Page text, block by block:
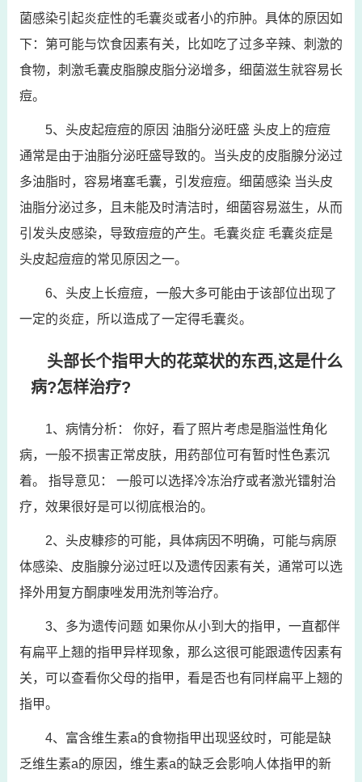
菌感染引起炎症性的毛囊炎或者小的疖肿。具体的原因如
下：第可能与饮食因素有关，比如吃了过多辛辣、刺激的
食物，刺激毛囊皮脂腺皮脂分泌增多，细菌滋生就容易长
痘。
5、头皮起痘痘的原因 油脂分泌旺盛 头皮上的痘痘
通常是由于油脂分泌旺盛导致的。当头皮的皮脂腺分泌过
多油脂时，容易堵塞毛囊，引发痘痘。细菌感染 当头皮
油脂分泌过多，且未能及时清洁时，细菌容易滋生，从而
引发头皮感染，导致痘痘的产生。毛囊炎症 毛囊炎症是
头皮起痘痘的常见原因之一。
6、头皮上长痘痘，一般大多可能由于该部位出现了
一定的炎症，所以造成了一定得毛囊炎。
头部长个指甲大的花菜状的东西,这是什么
病?怎样治疗?
1、病情分析： 你好，看了照片考虑是脂溢性角化
病，一般不损害正常皮肤，用药部位可有暂时性色素沉
着。 指导意见： 一般可以选择冷冻治疗或者激光镭射治
疗，效果很好是可以彻底根治的。
2、头皮糠疹的可能，具体病因不明确，可能与病原
体感染、皮脂腺分泌过旺以及遗传因素有关，通常可以选
择外用复方酮康唑发用洗剂等治疗。
3、多为遗传问题 如果你从小到大的指甲，一直都伴
有扁平上翘的指甲异样现象，那么这很可能跟遗传因素有
关，可以查看你父母的指甲，看是否也有同样扁平上翘的
指甲。
4、富含维生素a的食物指甲出现竖纹时，可能是缺
乏维生素a的原因，维生素a的缺乏会影响人体指甲的新